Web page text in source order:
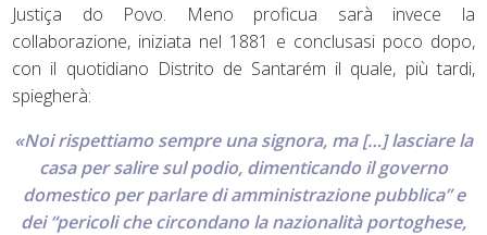
Justiça do Povo. Meno proficua sarà invece la
collaborazione, iniziata nel 1881 e conclusasi poco dopo,
con il quotidiano Distrito de Santarém il quale, più tardi,
spiegherà:
«Noi rispettiamo sempre una signora, ma […] lasciare la
casa per salire sul podio, dimenticando il governo
domestico per parlare di amministrazione pubblica” e
dei “pericoli che circondano la nazionalità portoghese,